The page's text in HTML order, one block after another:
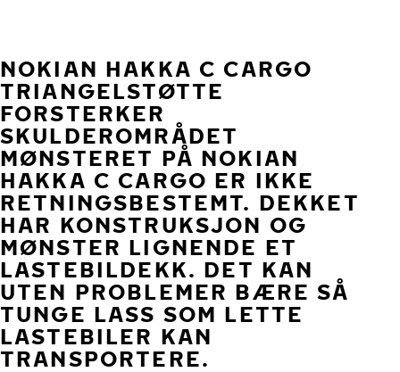
NOKIAN HAKKA C CARGO
TRIANGELSTØTTE
FORSTERKER
SKULDEROMRÅDET
MØNSTERET PÅ NOKIAN
HAKKA C CARGO ER IKKE
RETNINGSBESTEMT. DEKKET
HAR KONSTRUKSJON OG
MØNSTER LIGNENDE ET
LASTEBILDEKK. DET KAN
UTEN PROBLEMER BÆRE SÅ
TUNGE LASS SOM LETTE
LASTEBILER KAN
TRANSPORTERE.